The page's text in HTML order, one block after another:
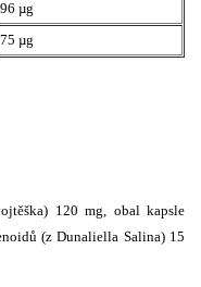
96 µg
75 µg
120 mg, obal kapsle
(z Dunaliella Salina) 15